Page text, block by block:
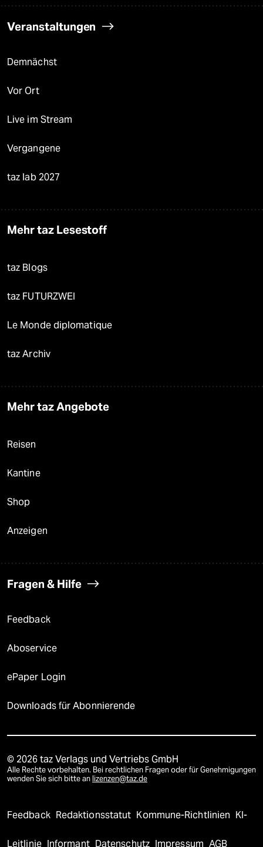
Veranstaltungen
Demnächst
Vor Ort
Live im Stream
Vergangene
taz lab 2027
Mehr taz Lesestoff
taz Blogs
taz FUTURZWEI
Le Monde diplomatique
taz Archiv
Mehr taz Angebote
Reisen
Kantine
Shop
Anzeigen
Fragen & Hilfe
Feedback
Aboservice
ePaper Login
Downloads für Abonnierende
© 2026 taz Verlags und Vertriebs GmbH
Alle Rechte vorbehalten. Bei rechtlichen Fragen oder für Genehmigungen
wenden Sie sich bitte an lizenzen@taz.de
Feedback Redaktionsstatut Kommune-Richtlinien KI-
Leitlinie Informant Datenschutz Impressum AGB